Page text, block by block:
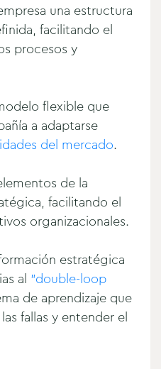
una estructura
facilitando el
procesos y
flexible que
a adaptarse
del mercado.
de la
facilitando el
organizacionales.
estratégica
al "double-loop
de aprendizaje que
fallas y entender el